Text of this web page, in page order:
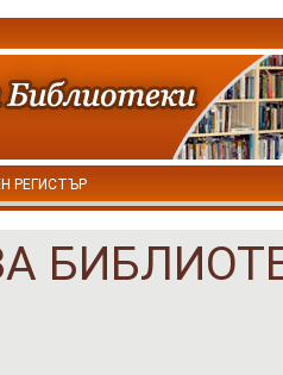
РЕГИСТЪР